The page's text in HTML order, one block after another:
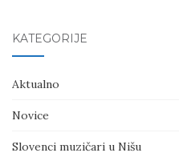
KATEGORIJE
Aktualno
Novice
Slovenci muzičari u Nišu